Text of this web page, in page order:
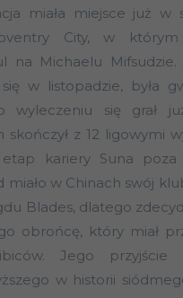
miała miejsce już w
City, w którym
na Michaelu Mifsudzie.
w listopadzie, była
wyleczeniu się grał
skończył z 12 ligowymi
kariery Suna poza
miało w Chinach swój
Blades, dlatego
obrońcę, który miał
Jego przyjście
w historii